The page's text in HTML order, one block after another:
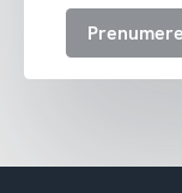
att